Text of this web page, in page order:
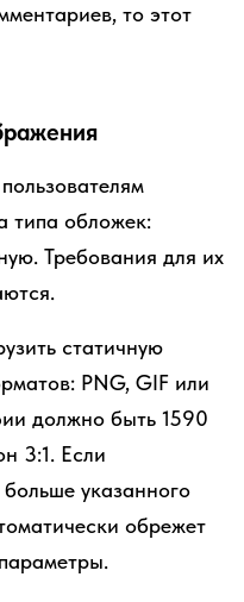
то этот
типа обложек:
Требования для их
статичную
PNG, GIF или
должно быть 1590
3:1. Если
больше указанного
обрежет